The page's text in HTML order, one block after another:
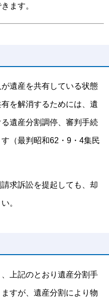
ます。
遺産を共有している状態
を解消するためには、遺
遺産分割調停、審判手続
（最判昭和62・9・4集民
求訴訟を提起しても、却
。
上記のとおり遺産分割手
すが、遺産分割により物